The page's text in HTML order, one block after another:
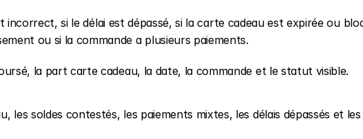
si le délai est dépassé, si la carte cadeau est expirée ou
ou si la commande a plusieurs paiements.
la part carte cadeau, la date, la commande et le statut visible.
les soldes contestés, les paiements mixtes, les délais dépassés et les